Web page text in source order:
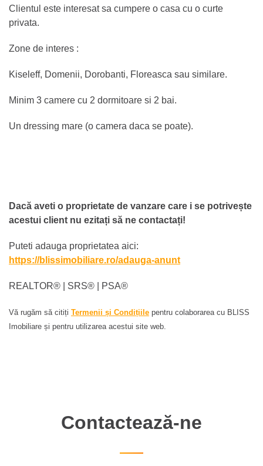
Clientul este interesat sa cumpere o casa cu o curte
privata.
Zone de interes :
Kiseleff, Domenii, Dorobanti, Floreasca sau similare.
Minim 3 camere cu 2 dormitoare si 2 bai.
Un dressing mare (o camera daca se poate).
Dacă aveti o proprietate de vanzare care i se potrivește
acestui client nu ezitați să ne contactați!
Puteti adauga proprietatea aici:
https://blissimobiliare.ro/adauga-anunt
REALTOR®️ | SRS®️ | PSA®️
Vă rugăm să citiți Termenii și Condițiile pentru colaborarea cu BLISS
Imobiliare și pentru utilizarea acestui site web.
Contactează-ne